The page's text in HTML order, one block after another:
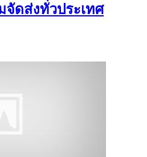
จัดส่งทั่วประเทศ